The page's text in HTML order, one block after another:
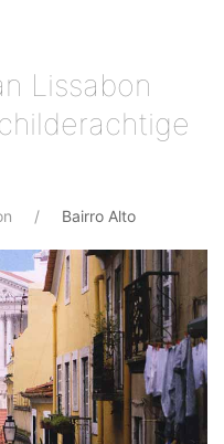
Lissabon
Bairro Alto